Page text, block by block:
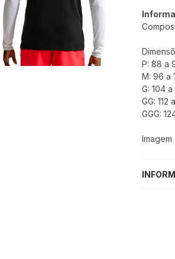
P: 88 a
M: 96 a
G: 104
GG: 112
GGG: